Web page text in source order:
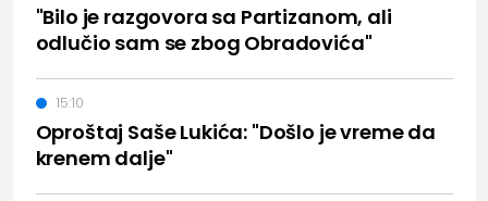
"Bilo je razgovora sa Partizanom, ali
odlučio sam se zbog Obradovića"
Oproštaj Saše Lukića: "Došlo je vreme da
krenem dalje"
15:10